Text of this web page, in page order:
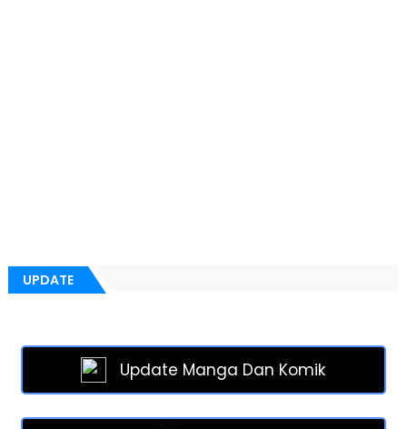
UPDATE
Update Manga Dan Komik